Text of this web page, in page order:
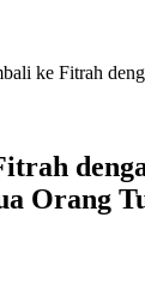
ke Fitrah
Orang